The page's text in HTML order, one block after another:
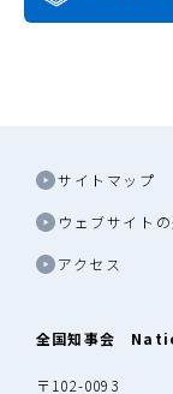
サイトマップ
ウェブサイト
アクセス
全国知事会
〒102-0093